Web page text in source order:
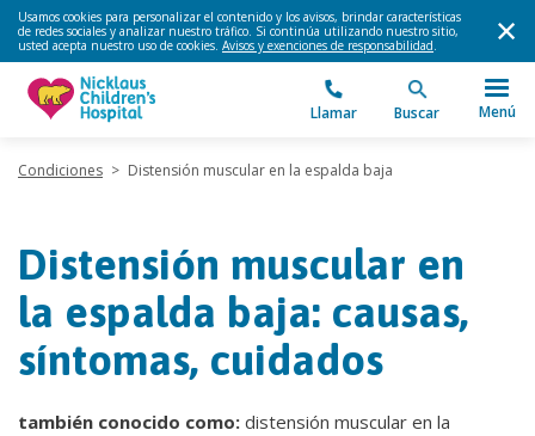
Usamos cookies para personalizar el contenido y los avisos, brindar características
de redes sociales y analizar nuestro tráfico. Si continúa utilizando nuestro sitio,
usted acepta nuestro uso de cookies. Avisos y exenciones de responsabilidad.
Llamar Buscar Menú
Condiciones > Distensión muscular en la espalda baja
Distensión muscular en
la espalda baja: causas,
síntomas, cuidados
también conocido como: distensión muscular en la